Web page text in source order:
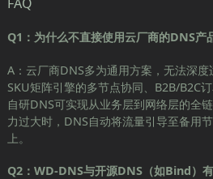
Q1：为什么不直接使用云厂商的DNS产
A：云厂商DNS多为通用方案，无法深
SKU矩阵引擎的多节点协同、B2B/B2C
自研DNS可实现从业务层到网络层的全
力过大时，DNS自动将流量引导至备用
上。
Q2：WD-DNS与开源DNS（如Bind）